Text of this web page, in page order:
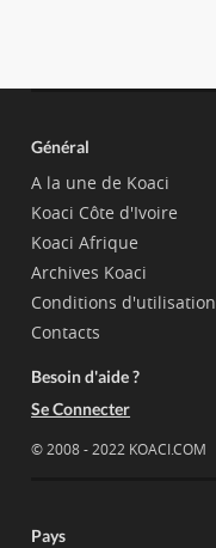
Général
A la une de Koaci
Koaci Côte d'Ivoire
Koaci Afrique
Archives Koaci
Conditions d'utilisation
Contacts
Besoin d'aide ?
Se Connecter
© 2008 - 2022 KOACI.COM
Pays